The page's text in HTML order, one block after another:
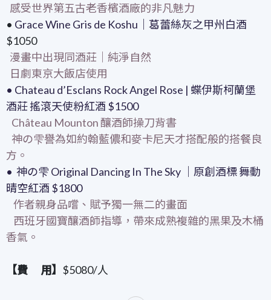
感受世界第五古老香檳酒廠的非凡魅力
• Grace Wine Gris de Koshu ｜葛蕾絲灰之甲州白酒
$1050
漫畫中出現同酒莊｜純淨自然
日劇東京大飯店使用
• Chateau d’Esclans Rock Angel Rose | 蝶伊斯柯蘭堡
酒莊 搖滾天使粉紅酒 $1500
Château Mounton 釀酒師操刀背書
神の雫譽為如約翰藍儂和麥卡尼天才搭配般的搭餐良
方。
• 神の雫 Original Dancing In The Sky ｜原創酒標 舞動
晴空紅酒 $1800
作者親身品嚐、賦予獨一無二的畫面
西班牙國寶釀酒師指導，帶來成熟複雜的黑果及木桶
香氣。
【費 用】 $5080/人